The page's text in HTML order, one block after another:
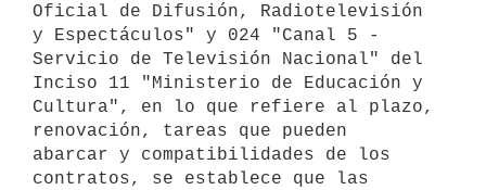
Oficial de Difusión, Radiotelevisión
y Espectáculos" y 024 "Canal 5 -
Servicio de Televisión Nacional" del
Inciso 11 "Ministerio de Educación y
Cultura", en lo que refiere al plazo,
renovación, tareas que pueden
abarcar y compatibilidades de los
contratos, se establece que las